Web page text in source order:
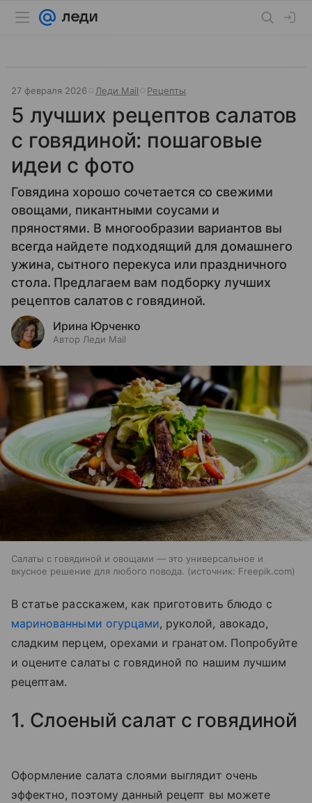
27 февраля 2026 Леди Mail Рецепты
5 лучших рецептов салатов
с говядиной: пошаговые
идеи с фото
Говядина хорошо сочетается со свежими
овощами, пикантными соусами и
пряностями. В многообразии вариантов вы
всегда найдете подходящий для домашнего
ужина, сытного перекуса или праздничного
стола. Предлагаем вам подборку лучших
рецептов салатов с говядиной.
Ирина Юрченко
Автор Леди Mail
Салаты с говядиной и овощами — это универсальное и
вкусное решение для любого повода.
источник: Freepik.com
В статье расскажем, как приготовить блюдо с
маринованными огурцами, руколой, авокадо,
сладким перцем, орехами и гранатом. Попробуйте
и оцените салаты с говядиной по нашим лучшим
рецептам.
1. Слоеный салат с говядиной
Оформление салата слоями выглядит очень
эффектно, поэтому данный рецепт вы можете